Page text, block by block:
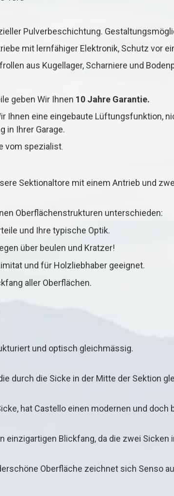
Pulverbeschichtung.
mit lernfähiger Elektronik, Schutz vor
aus Kugellager, Scharniere und
geben Wir Ihnen 10 Jahre Garantie.
Ihnen eine eingebaute Lüftungsfunktion,
in Ihrer Garage.
vom spezialist.
Sektionaltore mit einem Antrieb und
Oberflächenstrukturen unterschieden:
und Ihre typische Optik.
über beulen und Kratzer!
und für Holzliebhaber geeignet.
aller Oberflächen.
und optisch gleichmässig.
durch die Sicke in der Mitte der Sektion
hat Castello einen modernen und doch
einzigartigen Blickfang, da die zwei
Oberfläche zeichnet sich Senso